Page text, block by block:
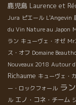
鹿児島 Laurence et
Jura ピエール L'Angevin
du Vin Nature au Japon
ラン キューヴェ・オゼ
ス・オフ Domaine
Nouveaux 2018 Autour
Richaume キューヴェ・
ー・ロックフォール ラ
ル エノ・コネ・チーム